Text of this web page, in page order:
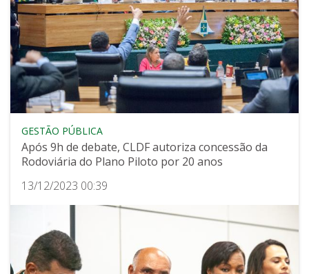
GESTÃO PÚBLICA
Após 9h de debate, CLDF autoriza concessão da
Rodoviária do Plano Piloto por 20 anos
13/12/2023 00:39